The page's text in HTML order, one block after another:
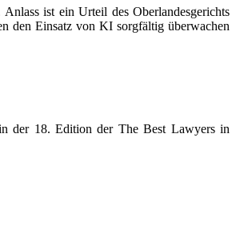
ist ein Urteil des Oberlandesgerichts
den Einsatz von KI sorgfältig überwachen
der 18. Edition der The Best Lawyers in